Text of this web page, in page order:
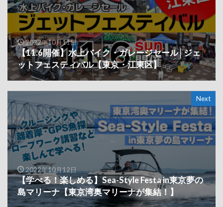
2022年10月11日
【11.6開催】水上バイク・ガレージセール│ジェ
ットフェスティバル【東京・江東区】
Next
2022年10月12日
【学べる！楽しめる】Sea-Style Festa in東京夢の
島マリーナ【東京湾奥マリーナが集結！】